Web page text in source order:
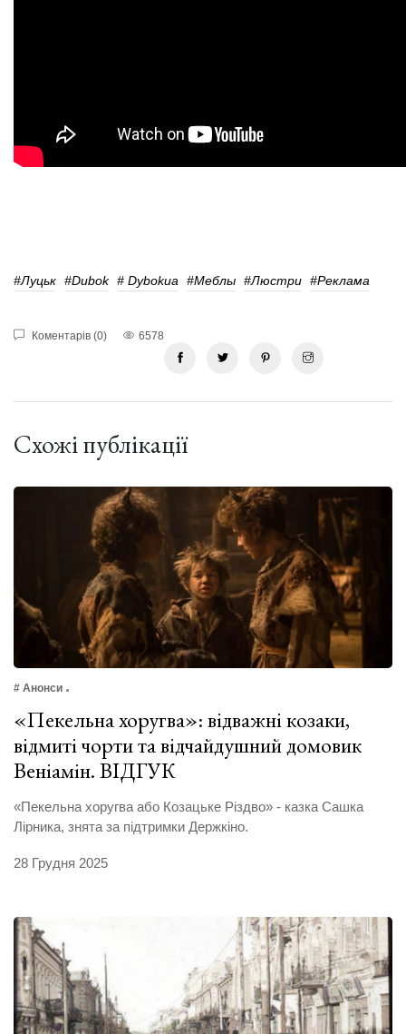
#Луцьк #Dubok # Dybokua #Меблы #Люстри #реклама
Коментарів (0) 6578
Схожі публікації
# Анонси
«Пекельна хоругва»: відважні козаки,
відмиті чорти та відчайдушний домовик
Веніамін. ВІДГУК
«Пекельна хоругва або Козацьке Різдво» - казка Сашка
Лірника, знята за підтримки Держкіно.
28 Грудня 2025